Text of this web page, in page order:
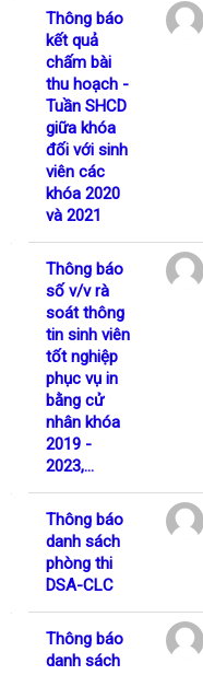
Thông báo
kết quả
chấm bài
thu hoạch -
Tuần SHCD
giữa khóa
đối với sinh
viên các
khóa 2020
và 2021
Thông báo
số v/v rà
soát thông
tin sinh viên
tốt nghiệp
phục vụ in
bằng cử
nhân khóa
2019 -
2023,...
Thông báo
danh sách
phòng thi
DSA-CLC
Thông báo
danh sách